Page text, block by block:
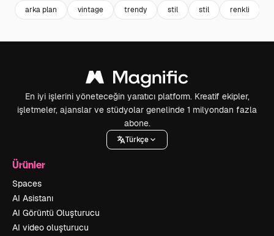
arka plan vintage trendy stil stil renkli
En iyi işlerini yöneteceğin yaratıcı platform. Kreatif ekipler,
işletmeler, ajanslar ve stüdyolar genelinde 1 milyondan fazla
abone.
Türkçe
Ürünler
Spaces
AI Asistanı
AI Görüntü Oluşturucu
AI video oluşturucu